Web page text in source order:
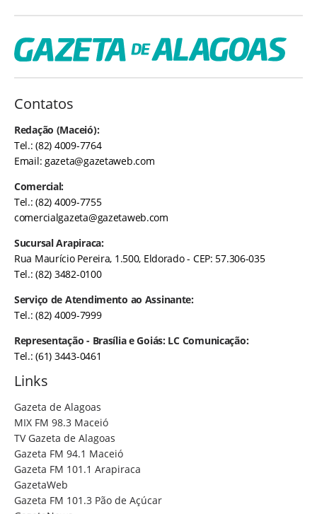
Contatos
Redação (Maceió):
Tel.: (82) 4009-7764
Email:gazeta@gazetaweb.com
Comercial:
Tel.: (82) 4009-7755
comercialgazeta@gazetaweb.com
Sucursal Arapiraca:
Rua Maurício Pereira, 1.500, Eldorado - CEP: 57.306-035
Tel.: (82) 3482-0100
Serviço de Atendimento ao Assinante:
Tel.: (82) 4009-7999
Representação - Brasília e Goiás: LC Comunicação:
Tel.: (61) 3443-0461
Links
Gazeta de Alagoas
MIX FM 98.3 Maceió
TV Gazeta de Alagoas
Gazeta FM 94.1 Maceió
Gazeta FM 101.1 Arapiraca
GazetaWeb
Gazeta FM 101.3 Pão de Açúcar